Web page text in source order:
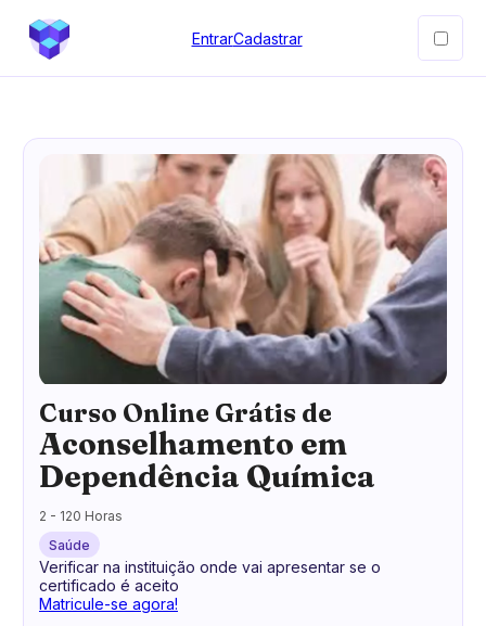
EntrarCadastrar
Curso Online Grátis de
Aconselhamento em
Dependência Química
2 - 120 Horas
Saúde
Verificar na instituição onde vai apresentar se o
certificado é aceito
Matricule-se agora!